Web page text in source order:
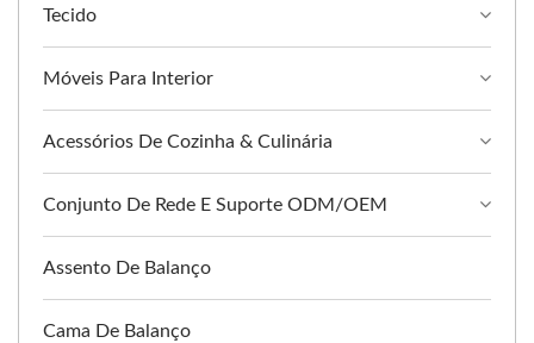
Tecido
Móveis Para Interior
Acessórios De Cozinha & Culinária
Conjunto De Rede E Suporte ODM/OEM
Assento De Balanço
Cama De Balanço